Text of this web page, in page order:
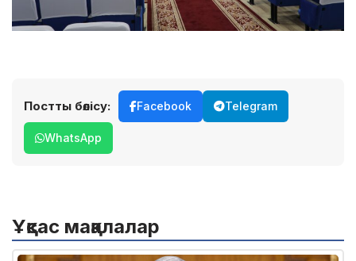
Постты бөлісу: Facebook Telegram
WhatsApp
Ұқсас мақалалар